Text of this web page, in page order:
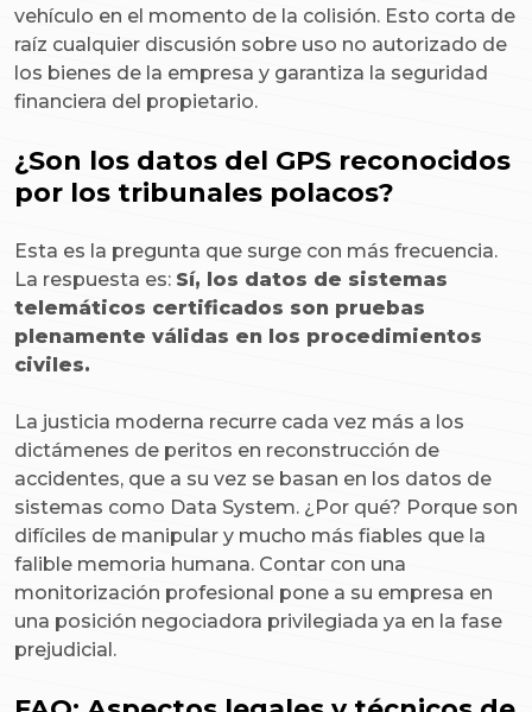
vehículo en el momento de la colisión. Esto corta de
raíz cualquier discusión sobre uso no autorizado de
los bienes de la empresa y garantiza la seguridad
financiera del propietario.
¿Son los datos del GPS reconocidos
por los tribunales polacos?
Esta es la pregunta que surge con más frecuencia.
La respuesta es: Sí, los datos de sistemas
telemáticos certificados son pruebas
plenamente válidas en los procedimientos
civiles.
La justicia moderna recurre cada vez más a los
dictámenes de peritos en reconstrucción de
accidentes, que a su vez se basan en los datos de
sistemas como Data System. ¿Por qué? Porque son
difíciles de manipular y mucho más fiables que la
falible memoria humana. Contar con una
monitorización profesional pone a su empresa en
una posición negociadora privilegiada ya en la fase
prejudicial.